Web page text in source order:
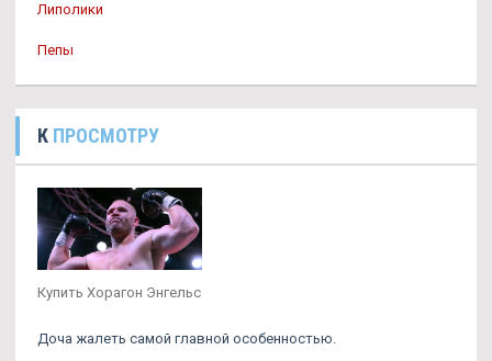
Липолики
Пепы
К ПРОСМОТРУ
Купить Хорагон Энгельс
Доча жалеть самой главной особенностью.